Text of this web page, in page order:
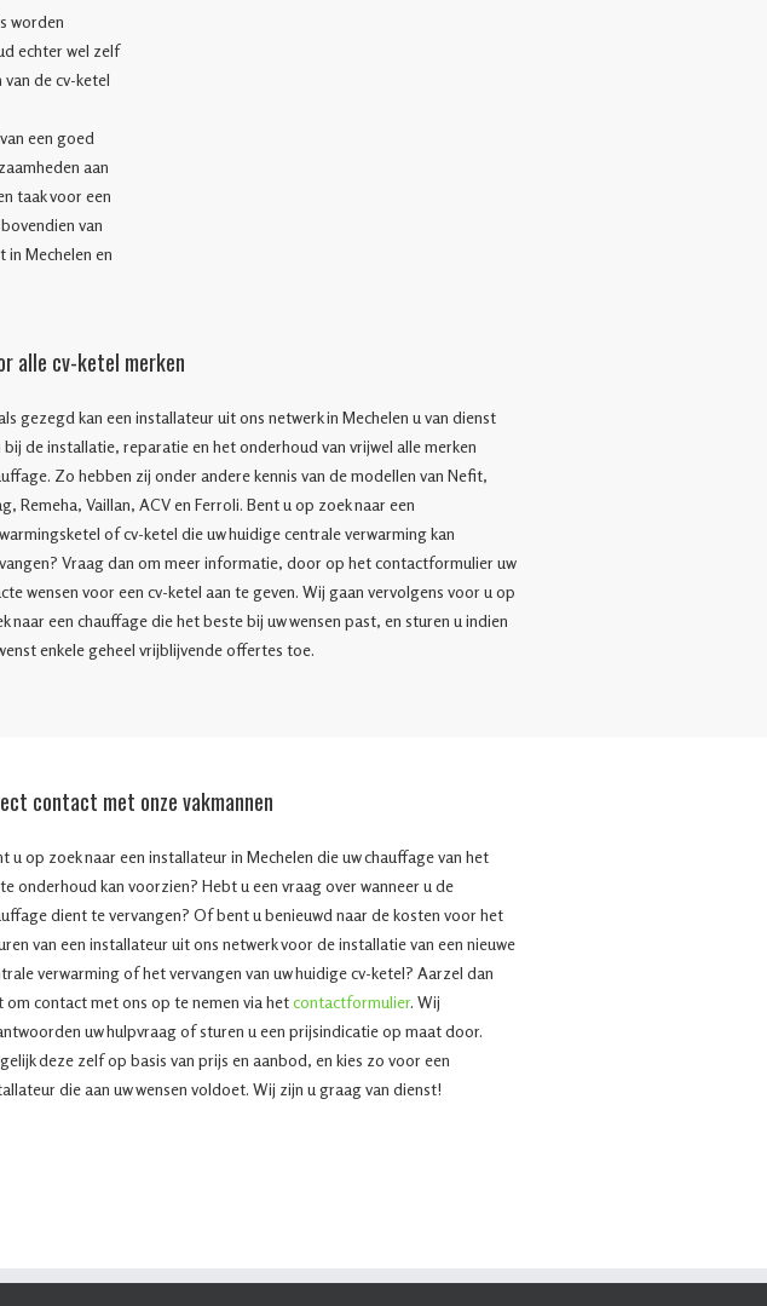
worden
echter wel zelf
de cv-ketel
een goed
aan
taak voor een
van
Mechelen en
alle cv-ketel merken
gezegd kan een installateur uit ons netwerk in Mechelen u van dienst
bij de installatie, reparatie en het onderhoud van vrijwel alle merken
Zo hebben zij onder andere kennis van de modellen van Nefit,
Remeha, Vaillan, ACV en Ferroli. Bent u op zoek naar een
of cv-ketel die uw huidige centrale verwarming kan
Vraag dan om meer informatie, door op het contactformulier uw
wensen voor een cv-ketel aan te geven. Wij gaan vervolgens voor u op
naar een chauffage die het beste bij uw wensen past, en sturen u indien
enkele geheel vrijblijvende offertes toe.
contact met onze vakmannen
u op zoek naar een installateur in Mechelen die uw chauffage van het
onderhoud kan voorzien? Hebt u een vraag over wanneer u de
dient te vervangen? Of bent u benieuwd naar de kosten voor het
van een installateur uit ons netwerk voor de installatie van een nieuwe
verwarming of het vervangen van uw huidige cv-ketel? Aarzel dan
om contact met ons op te nemen via hetcontactformulier. Wij
uw hulpvraag of sturen u een prijsindicatie op maat door.
deze zelf op basis van prijs en aanbod, en kies zo voor een
die aan uw wensen voldoet. Wij zijn u graag van dienst!